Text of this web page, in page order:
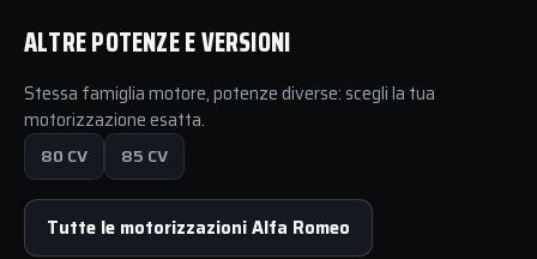
ALTRE POTENZE E VERSIONI
Stessa famiglia motore, potenze diverse: scegli la tua
motorizzazione esatta.
80 CV
85 CV
Tutte le motorizzazioni Alfa Romeo